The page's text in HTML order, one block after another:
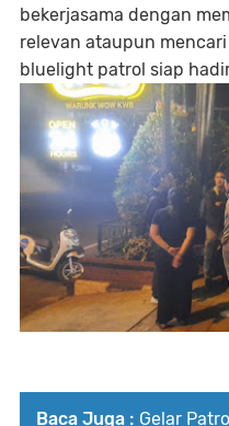
bekerjasama dengan
relevan ataupun
bluelight patrol siap
Baca Juga : Gelar